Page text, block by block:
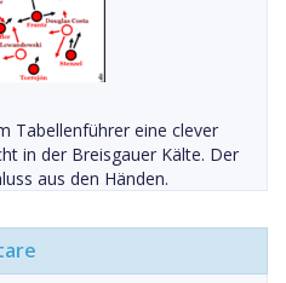
Tabellenführer eine clever
in der Breisgauer Kälte. Der
aus den Händen.